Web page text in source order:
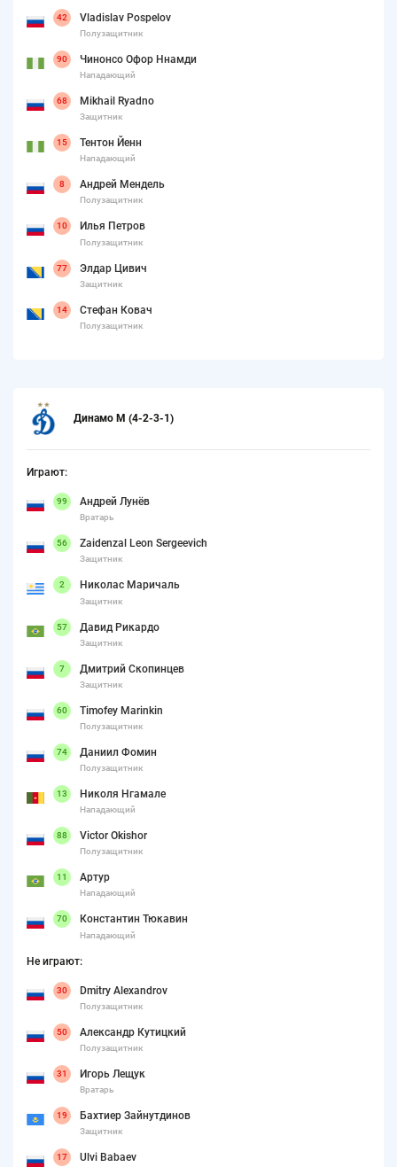
42 Vladislav Pospelov
Полузащитник
90 Чинонсо Офор Ннамди
Нападающий
68 Mikhail Ryadno
Защитник
15 Тентон Йенн
Нападающий
8 Андрей Мендель
Полузащитник
10 Илья Петров
Полузащитник
77 Элдар Цивич
Защитник
14 Стефан Ковач
Полузащитник
Динамо М (4-2-3-1)
Играют:
99 Андрей Лунёв
Вратарь
56 Zaidenzal Leon Sergeevich
Защитник
2 Николас Маричаль
Защитник
57 Давид Рикардо
Защитник
7 Дмитрий Скопинцев
Защитник
60 Timofey Marinkin
Полузащитник
74 Даниил Фомин
Полузащитник
13 Николя Нгамале
Нападающий
88 Victor Okishor
Полузащитник
11 Артур
Нападающий
70 Константин Тюкавин
Нападающий
Не играют:
30 Dmitry Alexandrov
Полузащитник
50 Александр Кутицкий
Полузащитник
31 Игорь Лещук
Вратарь
19 Бахтиер Зайнутдинов
Защитник
17 Ulvi Babaev